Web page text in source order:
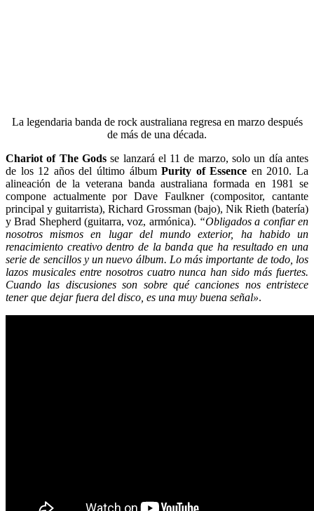
La legendaria banda de rock australiana regresa en marzo después
de más de una década.
Chariot of The Godsse lanzará el 11 de marzo, solo un día antes
de los 12 años del último álbumPurity of Essence en 2010. La
alineación de la veterana banda australiana formada en 1981 se
compone actualmente por Dave Faulkner (compositor, cantante
principal y guitarrista), Richard Grossman (bajo), Nik Rieth (batería)
y Brad Shepherd (guitarra, voz, armónica). “Obligados a confiar en
nosotros mismos en lugar del mundo exterior, ha habido un
renacimiento creativo dentro de la banda que ha resultado en una
serie de sencillos y un nuevo álbum. Lo más importante de todo, los
lazos musicales entre nosotros cuatro nunca han sido más fuertes.
Cuando las discusiones son sobre qué canciones nos entristece
tener que dejar fuera del disco, es una muy buena señal».